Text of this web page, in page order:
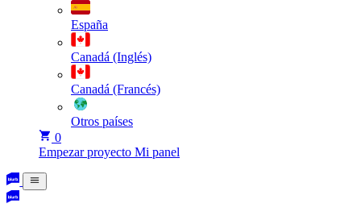
España
Canadá (Inglés)
Canadá (Francés)
Otros países
0
Empezar proyecto Mi panel